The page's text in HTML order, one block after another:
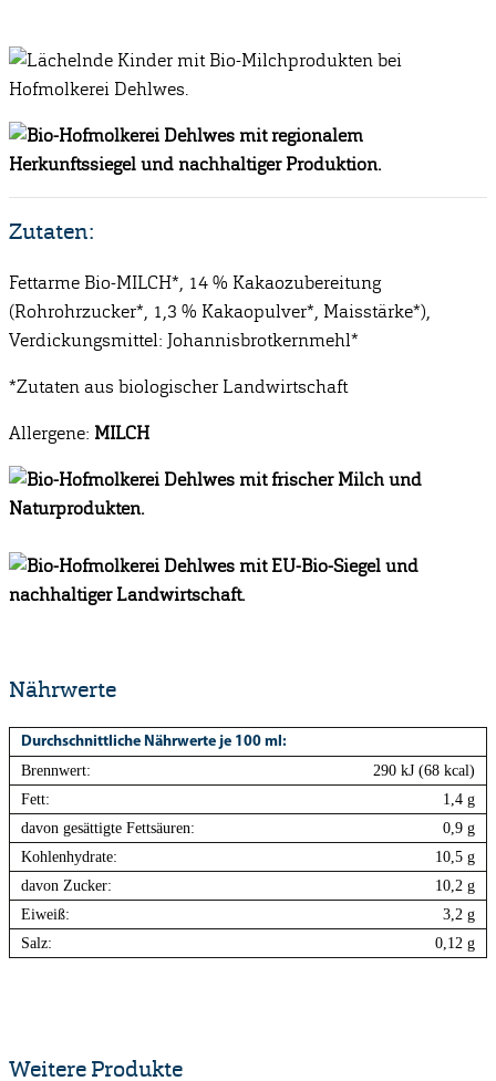
Zutaten:
Fettarme Bio-MILCH*, 14 % Kakaozubereitung
(Rohrohrzucker*, 1,3 % Kakaopulver*, Maisstärke*),
Verdickungsmittel: Johannisbrotkernmehl*
*Zutaten aus biologischer Landwirtschaft
Allergene: MILCH
Nährwerte
Durchschnittliche Nährwerte je 100 ml:
Brennwert:
290 kJ (68 kcal)
Fett:
1,4 g
davon gesättigte Fettsäuren:
0,9 g
Kohlenhydrate:
10,5 g
davon Zucker:
10,2 g
Eiweiß:
3,2 g
Salz:
0,12 g
Weitere Produkte